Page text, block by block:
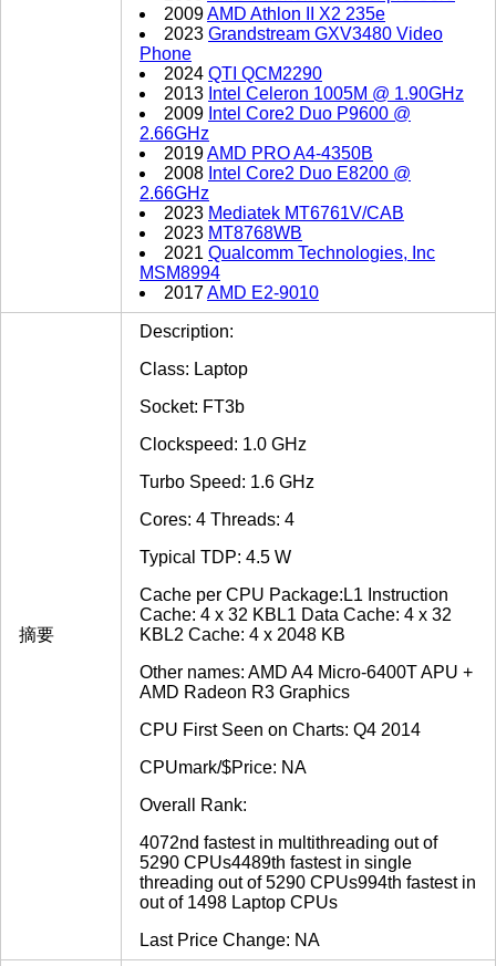
2009AMD Athlon II X2 235e
2023 Grandstream GXV3480 Video
Phone
2024 QTI QCM2290
2013 Intel Celeron 1005M @ 1.90GHz
2009 Intel Core2 Duo P9600 @
2.66GHz
2019AMD PRO A4-4350B
2008 Intel Core2 Duo E8200 @
2.66GHz
2023 Mediatek MT6761V/CAB
2023 MT8768WB
2021 Qualcomm Technologies, Inc
MSM8994
2017AMD E2-9010
摘要
Description:
Class: Laptop
Socket: FT3b
Clockspeed: 1.0 GHz
Turbo Speed: 1.6 GHz
Cores: 4 Threads: 4
Typical TDP: 4.5 W
Cache per CPU Package:L1 Instruction
Cache: 4 x 32 KBL1 Data Cache: 4 x 32
KBL2 Cache: 4 x 2048 KB
Other names: AMD A4 Micro-6400T APU +
AMD Radeon R3 Graphics
CPU First Seen on Charts: Q4 2014
CPUmark/$Price: NA
Overall Rank:
4072nd fastest in multithreading out of
5290 CPUs4489th fastest in single
threading out of 5290 CPUs994th fastest in
out of 1498 Laptop CPUs
Last Price Change: NA